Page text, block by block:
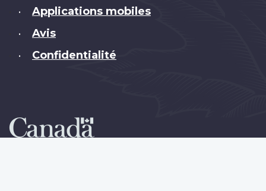
• Applications mobiles
• Avis
• Confidentialité